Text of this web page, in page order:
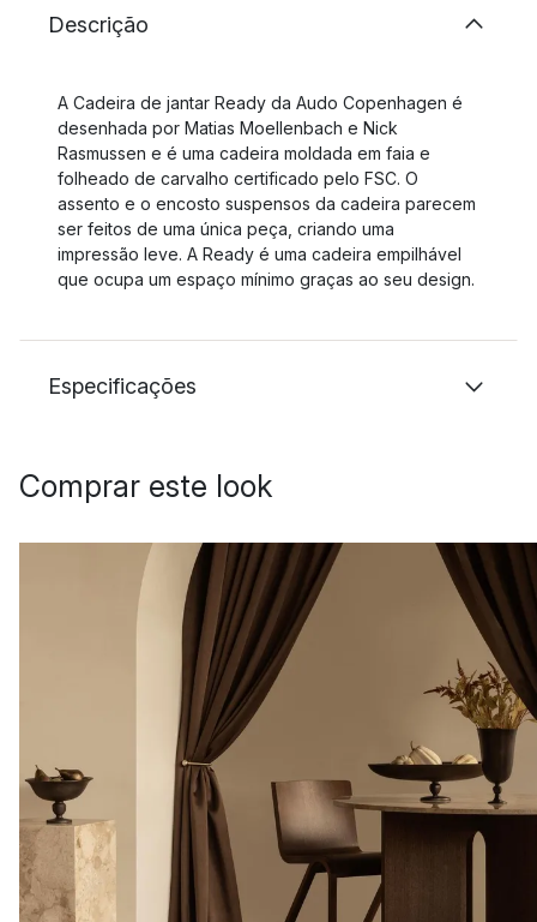
Descrição
A Cadeira de jantar Ready da Audo Copenhagen é
desenhada por Matias Moellenbach e Nick
Rasmussen e é uma cadeira moldada em faia e
folheado de carvalho certificado pelo FSC. O
assento e o encosto suspensos da cadeira parecem
ser feitos de uma única peça, criando uma
impressão leve. A Ready é uma cadeira empilhável
que ocupa um espaço mínimo graças ao seu design.
Especificações
Comprar este look